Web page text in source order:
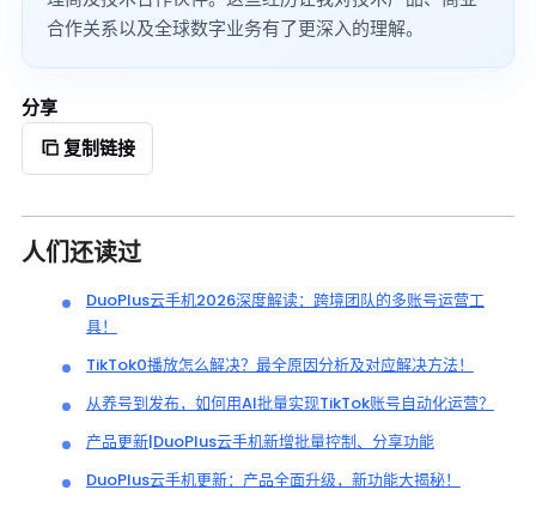
合作关系以及全球数字业务有了更深入的理解。
分享
复制链接
人们还读过
DuoPlus云手机2026深度解读：跨境团队的多账号运营工
具！
TikTok0播放怎么解决？最全原因分析及对应解决方法！
从养号到发布，如何用AI批量实现TikTok账号自动化运营？
产品更新|DuoPlus云手机新增批量控制、分享功能
DuoPlus云手机更新：产品全面升级，新功能大揭秘！